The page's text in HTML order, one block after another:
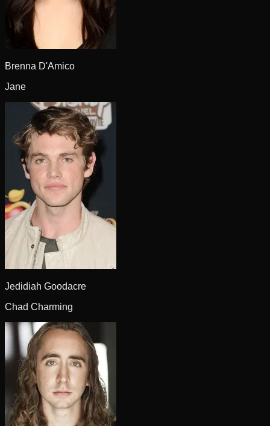
Brenna D'Amico
Jane
Jedidiah Goodacre
Chad Charming